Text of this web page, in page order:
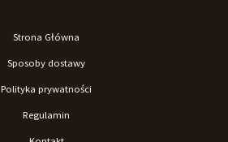
Strona Główna
Sposoby dostawy
Polityka prywatności
Regulamin